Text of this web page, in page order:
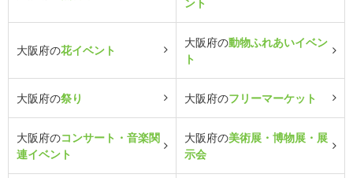
大阪府の花イベント
大阪府の動物ふれあいイベン
ト
大阪府の祭り 大阪府のフリーマーケット
大阪府のコンサート・音楽関
連イベント
大阪府の美術展・博物展・展
示会